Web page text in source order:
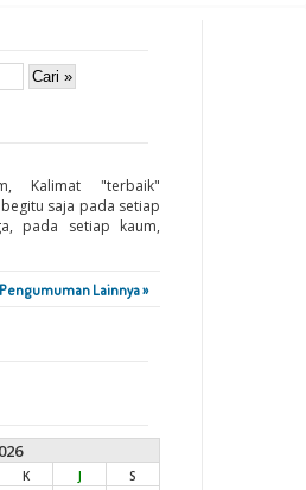
Kalimat "terbaik"
saja pada setiap
pada setiap kaum,
Pengumuman Lainnya »
K J
S